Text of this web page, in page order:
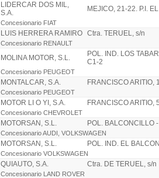
LIDERCAR DOS MIL,
S.A.
MEJICO, 21-22. P.I.
Concesionario FIAT
LUIS HERRERA RAMIRO Ctra. TERUEL, s/n
Concesionario RENAULT
MOLINA MOTOR, S.L.
POL. IND. LOS
C1-2
Concesionario PEUGEOT
MONTALCAR, S.A. FRANCISCO ARITIO,
Concesionario PEUGEOT
MOTOR LI O YI, S.A. FRANCISCO ARITIO,
Concesionario CHEVROLET
MOTORSAN, S.L. POL. BALCONCILLO
Concesionario AUDI, VOLKSWAGEN
MOTORSAN, S.L. POL. IND. EL
Concesionario VOLKSWAGEN
QUIAUTO, S.A. Ctra. DE TERUEL, s/n
Concesionario LAND ROVER